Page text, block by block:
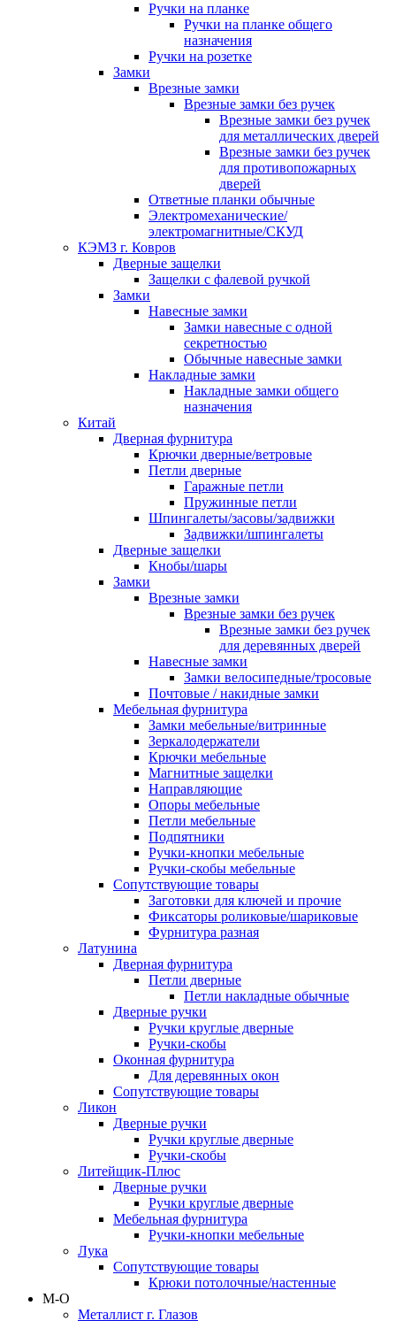
Ручки на планке
Ручки на планке общего
назначения
Ручки на розетке
Замки
Врезные замки
Врезные замки без ручек
Врезные замки без ручек
для металлических дверей
Врезные замки без ручек
для противопожарных
дверей
Ответные планки обычные
Электромеханические/
электромагнитные/СКУД
КЭМЗ г. Ковров
Дверные защелки
Защелки с фалевой ручкой
Замки
Навесные замки
Замки навесные с одной
секретностью
Обычные навесные замки
Накладные замки
Накладные замки общего
назначения
Китай
Дверная фурнитура
Крючки дверные/ветровые
Петли дверные
Гаражные петли
Пружинные петли
Шпингалеты/засовы/задвижки
Задвижки/шпингалеты
Дверные защелки
Кнобы/шары
Замки
Врезные замки
Врезные замки без ручек
Врезные замки без ручек
для деревянных дверей
Навесные замки
Замки велосипедные/тросовые
Почтовые / накидные замки
Мебельная фурнитура
Замки мебельные/витринные
Зеркалодержатели
Крючки мебельные
Магнитные защелки
Направляющие
Опоры мебельные
Петли мебельные
Подпятники
Ручки-кнопки мебельные
Ручки-скобы мебельные
Сопутствующие товары
Заготовки для ключей и прочие
Фиксаторы роликовые/шариковые
Фурнитура разная
Латунина
Дверная фурнитура
Петли дверные
Петли накладные обычные
Дверные ручки
Ручки круглые дверные
Ручки-скобы
Оконная фурнитура
Для деревянных окон
Сопутствующие товары
Ликон
Дверные ручки
Ручки круглые дверные
Ручки-скобы
Литейщик-Плюс
Дверные ручки
Ручки круглые дверные
Мебельная фурнитура
Ручки-кнопки мебельные
Лука
Сопутствующие товары
Крюки потолочные/настенные
М-О
Металлист г. Глазов